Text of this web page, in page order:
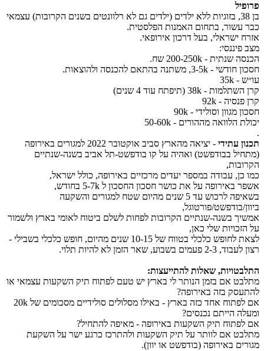
פרופיל
בן 38, בזוגיות ללא ילדים (ילדים גם לא רלוונטים בשנים הקרובות) עצמאי
כבר עשור, בתחום האמנות הפלסטית.
אזרח ישראלי, בעל דרכון אירופאי.
מצב פיננסי:
הכנסה שנתית - 200-250k שח.
חסכון חודשי - 3-5k, משתנה בהתאם להכנסה ולהוצאות.
עו״ש - 35k
קרן השתלמות - 38k (תיפתח עוד 4 שנים)
קרן פנסיה - 92k
חסכון מגוון וסולידי - 90k
יכולת הלוואה מההורים - 50-60k
.
תכנון עתידי
- יציאה מהארץ סביב אוקטובר 2022 למגורים באירופה
(מתחיל בבודפשט) ואהיה על קו בודפשט-תל אביב בשנה-שנתיים
הקרובות,
כמו כן, עבודה במספר יעדים מרכזיים באירופה, כולל ישראל,
אשפר באירופה על את כושר חסכון החסכון ל 5-7k בחודש,
בשאיפה לרכוש עד 5 שנים מהיום שטח למגורים והשקעה
ביוון/בודפשט/פורטוגל,
אמשיך בשנה-שנתיים הקרובות לפחות לשלם ביטוח לאומי בארץ ולשמור
על הזכויות שלי כאן,
לצאת לחופש כלכלי בטווח של 10-15 שנים מהיום, חופש כלכלי בשבילי -
רצון לעבוד, 2-3 פעמים בשבוע, שאר הזמן לא להיות תלוי.
התלבטויות, שאלות להתייעצות:
מתלבט אם בזמן הנותר לי בארץ יש טעם לפתוח תיק השקעות עצמאי או
להתעסק בזה באירופה?
אם לפתוח אחד כזה בארץ - באילו מסלולים סולידיים מסכומים של 20k
ומעלה הייתם נכנסים?
אם לפתוח תיק השקעות באירופה - מאיפה להתחיל?
מתלבט אם לוותר על תיק השקעות ולהתרכז כרגע ישר על השקעת
מגורים באירופה (בודפשט או יוון).